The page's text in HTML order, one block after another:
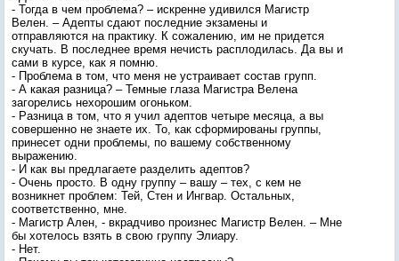
- Тогда в чем проблема? – искренне удивился Магистр
Велен. – Адепты сдают последние экзамены и
отправляются на практику. К сожалению, им не придется
скучать. В последнее время нечисть расплодилась. Да вы и
сами в курсе, как я помню.
- Проблема в том, что меня не устраивает состав групп.
- А какая разница? – Темные глаза Магистра Велена
загорелись нехорошим огоньком.
- Разница в том, что я учил адептов четыре месяца, а вы
совершенно не знаете их. То, как сформированы группы,
принесет одни проблемы, по вашему собственному
выражению.
- И как вы предлагаете разделить адептов?
- Очень просто. В одну группу – вашу – тех, с кем не
возникнет проблем: Тей, Стен и Ингвар. Остальных,
соответственно, мне.
- Магистр Ален, - вкрадчиво произнес Магистр Велен. – Мне
бы хотелось взять в свою группу Элиару.
- Нет.